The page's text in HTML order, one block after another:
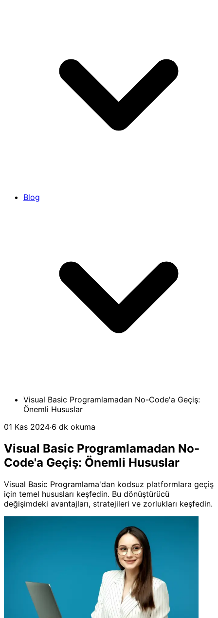
Blog
Visual Basic Programlamadan No-Code'a Geçiş:
Önemli Hususlar
01 Kas 2024·6 dk okuma
Visual Basic Programlamadan No-
Code'a Geçiş: Önemli Hususlar
Visual Basic Programlama'dan kodsuz platformlara geçiş
için temel hususları keşfedin. Bu dönüştürücü
değişimdeki avantajları, stratejileri ve zorlukları keşfedin.